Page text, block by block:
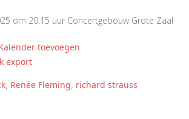
om 20.15 uur Concertgebouw Grote Zaal
toevoegen
export
, Renée Fleming, richard strauss